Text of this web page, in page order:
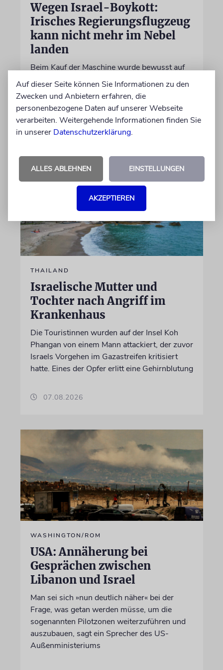
Wegen Israel-Boykott:
Irisches Regierungsflugzeug
kann nicht mehr im Nebel
landen
Beim Kauf der Maschine wurde bewusst auf
das System »FalconEye« verzichtet, weil der
israelische Rüstungskonzern Elbit Systems an
dem Produkt beteiligt ist
07.08.2026
THAILAND
Israelische Mutter und
Tochter nach Angriff im
Krankenhaus
Die Touristinnen wurden auf der Insel Koh
Phangan von einem Mann attackiert, der zuvor
Israels Vorgehen im Gazastreifen kritisiert
hatte. Eines der Opfer erlitt eine Gehirnblutung
07.08.2026
WASHINGTON/ROM
USA: Annäherung bei
Gesprächen zwischen
Libanon und Israel
Man sei sich »nun deutlich näher« bei der
Frage, was getan werden müsse, um die
sogenannten Pilotzonen weiterzuführen und
auszubauen, sagt ein Sprecher des US-
Außenministeriums
Auf dieser Seite können Sie Informationen zu den
Zwecken und Anbietern erfahren, die
personenbezogene Daten auf unserer Webseite
verarbeiten. Weitergehende Informationen finden Sie
in unserer Datenschutzerklärung.
ALLES ABLEHNEN EINSTELLUNGEN
AKZEPTIEREN